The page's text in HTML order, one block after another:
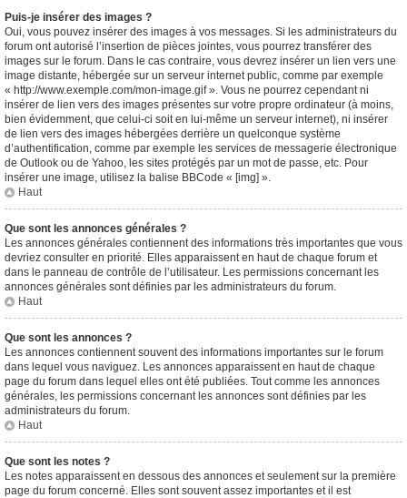
Puis-je insérer des images ?
Oui, vous pouvez insérer des images à vos messages. Si les administrateurs du
forum ont autorisé l’insertion de pièces jointes, vous pourrez transférer des
images sur le forum. Dans le cas contraire, vous devrez insérer un lien vers une
image distante, hébergée sur un serveur internet public, comme par exemple
« http://www.exemple.com/mon-image.gif ». Vous ne pourrez cependant ni
insérer de lien vers des images présentes sur votre propre ordinateur (à moins,
bien évidemment, que celui-ci soit en lui-même un serveur internet), ni insérer
de lien vers des images hébergées derrière un quelconque système
d’authentification, comme par exemple les services de messagerie électronique
de Outlook ou de Yahoo, les sites protégés par un mot de passe, etc. Pour
insérer une image, utilisez la balise BBCode « [img] ».
Haut
Que sont les annonces générales ?
Les annonces générales contiennent des informations très importantes que vous
devriez consulter en priorité. Elles apparaissent en haut de chaque forum et
dans le panneau de contrôle de l’utilisateur. Les permissions concernant les
annonces générales sont définies par les administrateurs du forum.
Haut
Que sont les annonces ?
Les annonces contiennent souvent des informations importantes sur le forum
dans lequel vous naviguez. Les annonces apparaissent en haut de chaque
page du forum dans lequel elles ont été publiées. Tout comme les annonces
générales, les permissions concernant les annonces sont définies par les
administrateurs du forum.
Haut
Que sont les notes ?
Les notes apparaissent en dessous des annonces et seulement sur la première
page du forum concerné. Elles sont souvent assez importantes et il est